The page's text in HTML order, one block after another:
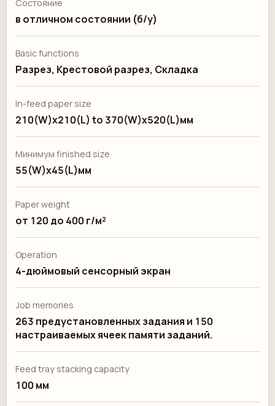
Состояние
в отличном состоянии (б/у)
Basic functions
Разрез, Крестовой разрез, Складка
In-feed paper size
210(W)x210(L) to 370(W)x520(L)мм
Минимум finished size
55(W)x45(L)мм
Paper weight
от 120 до 400 г/м²
Operation
4-дюймовый сенсорный экран
Job memories
263 предустановленных задания и 150
настраиваемых ячеек памяти заданий.
Feed tray stacking capacity
100 мм